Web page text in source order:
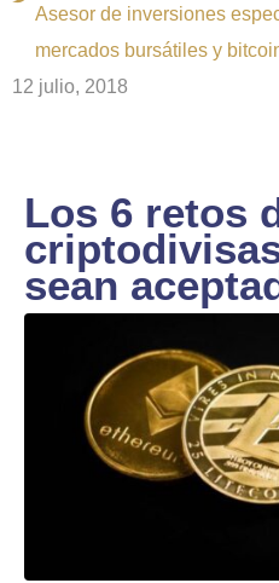
Asesor de inversiones
mercados bursátiles y
12 julio, 2018
Los 6 retos
sean